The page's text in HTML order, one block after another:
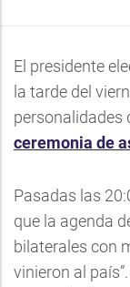
El presidente
la tarde del
personalidades
ceremonia de
Pasadas las
que la agenda
bilaterales con
vinieron al